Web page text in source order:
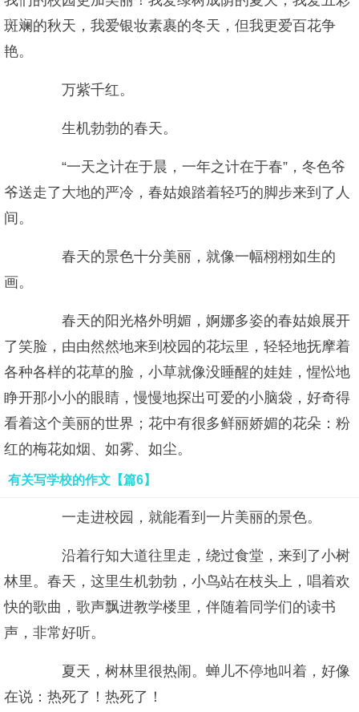
斑斓的秋天，我爱银妆素裹的冬天，但我更爱百花争
艳。
万紫千红。
生机勃勃的春天。
“一天之计在于晨，一年之计在于春”，冬色爷
爷送走了大地的严冷，春姑娘踏着轻巧的脚步来到了人
间。
春天的景色十分美丽，就像一幅栩栩如生的
画。
春天的阳光格外明媚，婀娜多姿的春姑娘展开
了笑脸，由由然然地来到校园的花坛里，轻轻地抚摩着
各种各样的花草的脸，小草就像没睡醒的娃娃，惺忪地
睁开那小小的眼睛，慢慢地探出可爱的小脑袋，好奇得
看着这个美丽的世界；花中有很多鲜丽娇媚的花朵：粉
红的梅花如烟、如雾、如尘。
有关写学校的作文【篇6】
一走进校园，就能看到一片美丽的景色。
沿着行知大道往里走，绕过食堂，来到了小树
林里。春天，这里生机勃勃，小鸟站在枝头上，唱着欢
快的歌曲，歌声飘进教学楼里，伴随着同学们的读书
声，非常好听。
夏天，树林里很热闹。蝉儿不停地叫着，好像
在说：热死了！热死了！